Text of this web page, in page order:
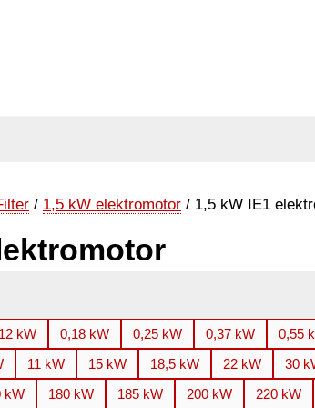
/ 1,5 kW elektromotor / 1,5 kW IE1
kW 0,18 kW 0,25 kW 0,37 kW
0,55
11 kW 15 kW 18,5 kW 22 kW
30
kW 180 kW 185 kW 200 kW 220 kW